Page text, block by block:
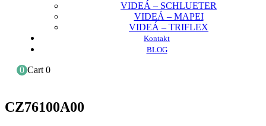
VIDEÁ – SCHLUETER
VIDEÁ – MAPEI
VIDEÁ – TRIFLEX
Kontakt
BLOG
0 Cart 0
CZ76100A00